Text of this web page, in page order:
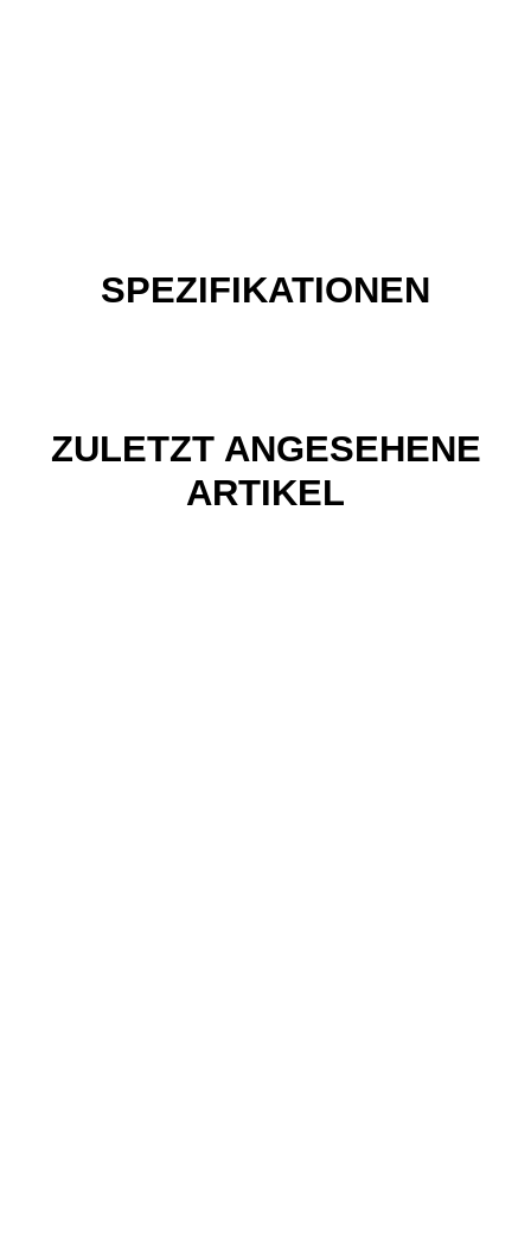
SPEZIFIKATIONEN
ZULETZT ANGESEHENE
ARTIKEL